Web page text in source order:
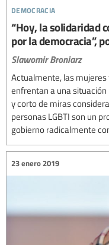
democracia
“Hoy, la solidaridad
por la democracia”,
Slawomir Broniarz
Actualmente, las mujeres
enfrentan a una
y corto de miras
personas LGBTI son un
gobierno radicalmente
23 enero 2019